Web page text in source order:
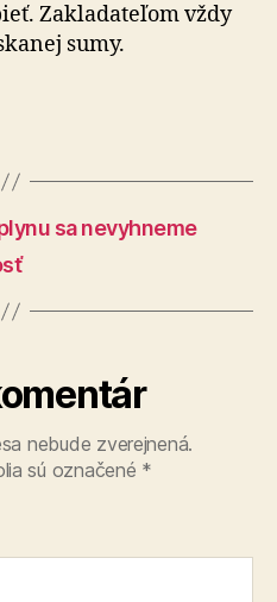
Zakla­da­te­ľom vždy
sumy.
sa nevyhneme
nebude zverejnená.
sú označené *